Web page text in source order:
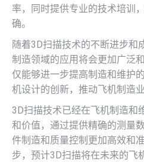
率，同时提供专业的技术培训
确。
随着3D扫描技术的不断进步和
制造领域的应用将会更加广泛
仅能够进一步提高制造和维护
机设计的创新，推动飞机制造
3D扫描技术已经在飞机制造和
和价值，通过提供精确的测量
件制造和质量控制更加高效和
步，预计3D扫描将在未来的飞